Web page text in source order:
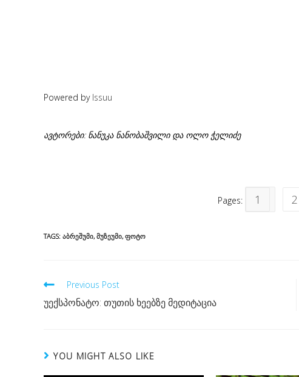
Powered by Issuu
ავტორები: ნანუკა ნანობაშვილი და ოლო ჭელიძე
Pages: 1 2
TAGS: ᲐᲑᲠᲔᲨᲣᲛᲘ, ᲛᲣᲖᲔᲣᲛᲘ, ᲤᲝᲢᲝ
Read
more
Previous Post
უექსპონატო: თუთის ხეებზე მედიტაცია
YOU MIGHT ALSO LIKE